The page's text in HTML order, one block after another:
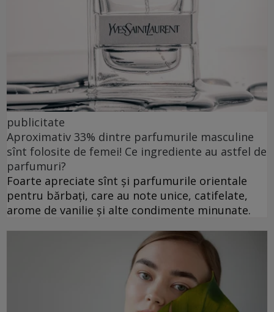
publicitate
Aproximativ 33% dintre parfumurile masculine
sînt folosite de femei! Ce ingrediente au astfel de
parfumuri?
Foarte apreciate sînt și parfumurile orientale
pentru bărbați, care au note unice, catifelate,
arome de vanilie și alte condimente minunate.